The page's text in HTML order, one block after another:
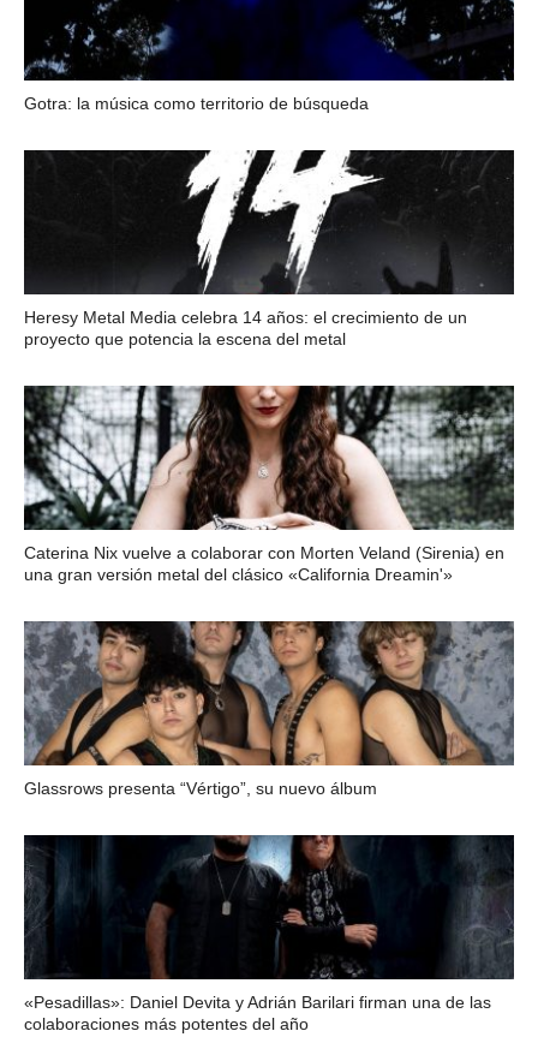
Gotra: la música como territorio de búsqueda
Heresy Metal Media celebra 14 años: el crecimiento de un
proyecto que potencia la escena del metal
Caterina Nix vuelve a colaborar con Morten Veland (Sirenia) en
una gran versión metal del clásico «California Dreamin'»
Glassrows presenta “Vértigo”, su nuevo álbum
«Pesadillas»: Daniel Devita y Adrián Barilari firman una de las
colaboraciones más potentes del año